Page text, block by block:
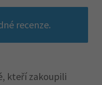
recenze.
kteří zakoupili